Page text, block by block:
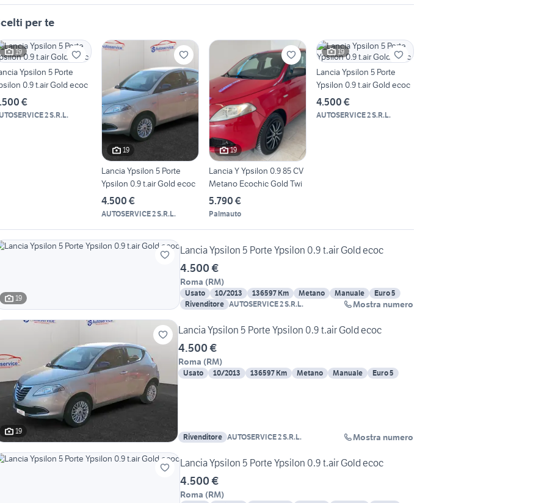
per te
19
Ypsilon 5 Porte
0.9 t.air Gold ecoc
€
2 S.R.L.
19
Lancia Ypsilon 5 Porte
Ypsilon 0.9 t.air Gold ecoc
4.500 €
AUTOSERVICE 2 S.R.L.
19
Lancia Y Ypsilon 0.9 85 CV
Metano Ecochic Gold Twi
5.790 €
Palmauto
19
Lancia Ypsilon 5 Porte
Ypsilon 0.9 t.air Gold ecoc
4.500 €
AUTOSERVICE 2 S.R.L.
19
Lancia Ypsilon 5 Porte Ypsilon 0.9 t.air Gold ecoc
4.500 €
Roma (RM)
Usato 10/2013 136597 Km Metano Manuale
Euro 5
Rivenditore AUTOSERVICE 2 S.R.L. Mostra numero
19
Lancia Ypsilon 5 Porte Ypsilon 0.9 t.air Gold ecoc
4.500 €
Roma (RM)
Usato 10/2013 136597 Km Metano Manuale Euro 5
Rivenditore AUTOSERVICE 2 S.R.L. Mostra numero
Lancia Ypsilon 5 Porte Ypsilon 0.9 t.air Gold ecoc
4.500 €
Roma (RM)